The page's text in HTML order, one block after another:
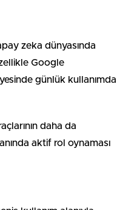
zeka dünyasında
Google
günlük kullanımda
daha da
aktif rol oynaması